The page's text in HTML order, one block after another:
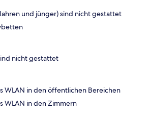
und jünger) sind nicht gestattet
nicht gestattet
WLAN in den öffentlichen Bereichen
WLAN in den Zimmern